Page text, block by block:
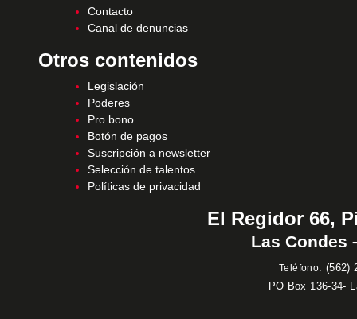
Contacto
Canal de denuncias
Otros contenidos
Legislación
Poderes
Pro bono
Botón de pagos
Suscripción a newsletter
Selección de talentos
Políticas de privacidad
El Regidor 66,
Las Condes
Teléfono: (562)
PO Box 136-34-